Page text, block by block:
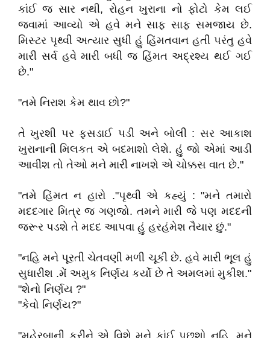
કાંઈ જ સાર નથી, રોહન ખુરાના નો ફોટો કેમ લઈ
જવામાં આવ્યો એ હવે મને સાફ સાફ સમજાય છે.
મિસ્ટર પૃથ્વી અત્યાર સુધી હું હિંમતવાન હતી પરંતુ હવે
મારી સર્વ હવે મારી બધી જ હિંમત અદ્રશ્ય થઈ ગઈ
છે."
"તમે નિરાશ કેમ થાવ છો?"
તે ખુરશી પર ફસડાઈ પડી અને બોલી : સર આકાશ
ખુરાનાની મિલકત એ બદમાશો લેશે. હું જો એમાં આડી
આવીશ તો તેઓ મને મારી નાખશે એ ચોક્કસ વાત છે."
"તમે હિંમત ન હારો ."પૃથ્વી એ કહ્યું : "મને તમારો
મદદગાર મિત્ર જ ગણજો. તમને મારી જે પણ મદદની
જરૂર પડશે તે મદદ આપવા હું હરહંમેશ તૈયાર છું."
"નહિ મને પૂરતી ચેતવણી મળી ચૂકી છે. હવે મારી ભૂલ હું
સુધારીશ .મેં અમુક નિર્ણય કર્યો છે તે અમલમાં મુકીશ."
"શેનો નિર્ણય ?"
"કેવો નિર્ણય?"
"મહેરબાની કરીને એ વિશે મને કાંઈ પૂછશો નહિ. મને